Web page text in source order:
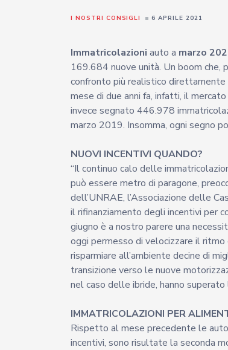
I NOSTRI CONSIGLI 6 APRILE 2021
Immatricolazioni auto a marzo
169.684 nuove unità. Un boom che,
confronto più realistico
mese di due anni fa, infatti, il
invece segnato 446.978
marzo 2019. Insomma, ogni segno
NUOVI INCENTIVI QUANDO?
“Il continuo calo delle
può essere metro di paragone,
dell’UNRAE, l’Associazione delle
il rifinanziamento degli incentivi per
giugno è a nostro parere una
oggi permesso di velocizzare il
risparmiare all’ambiente decine di
transizione verso le nuove
nel caso delle ibride, hanno
IMMATRICOLAZIONI PER
Rispetto al mese precedente le auto
incentivi, sono risultate la seconda